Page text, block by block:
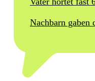
o
Nachbarn gaben